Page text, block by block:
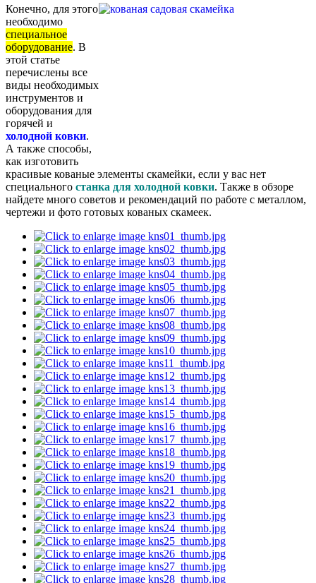
Конечно, для этого
необходимо
специальное
оборудование. В
этой статье
перечислены все
виды необходимых
инструментов и
оборудования для
горячей и
холодной ковки.
А также способы,
как изготовить
красивые кованые элементы скамейки, если у вас нет
специального станка для холодной ковки. Также в обзоре
найдете много советов и рекомендаций по работе с металлом,
чертежи и фото готовых кованых скамеек.